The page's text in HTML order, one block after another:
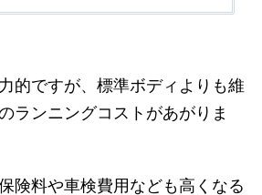
的ですが、標準ボディよりも維
ランニングコストがあがりま
険料や車検費用なども高くなる